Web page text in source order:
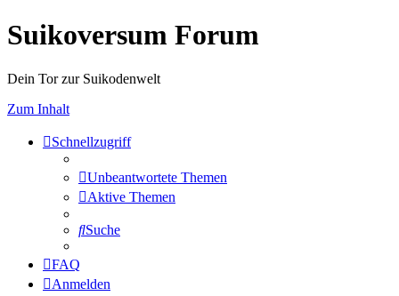
Suikoversum Forum
Dein Tor zur Suikodenwelt
Zum Inhalt
Schnellzugriff
Unbeantwortete Themen
Aktive Themen
Suche
FAQ
Anmelden